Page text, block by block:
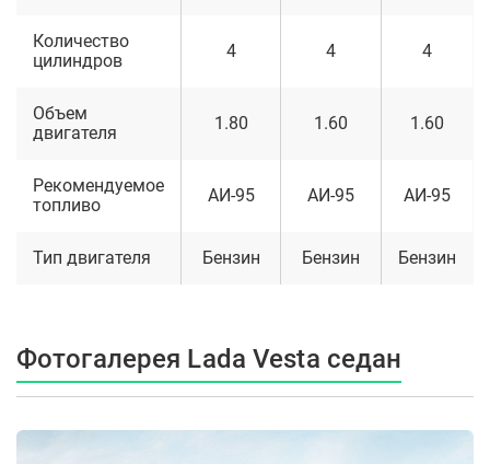
Количество
цилиндров
4 4 4
Объем
двигателя
1.80 1.60 1.60
Рекомендуемое
топливо
АИ-95 АИ-95 АИ-95
Тип двигателя Бензин Бензин Бензин
Фотогалерея Lada Vesta седан